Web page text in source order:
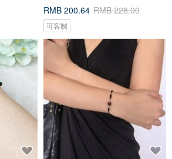
RMB 200.64 RMB 228.00
可客制